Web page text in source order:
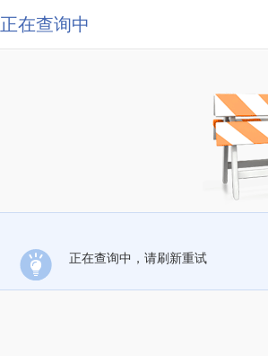
正在查询中
正在查询中，请刷新重试